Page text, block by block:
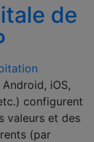
de
iOS,
configurent
valeurs et des
(par